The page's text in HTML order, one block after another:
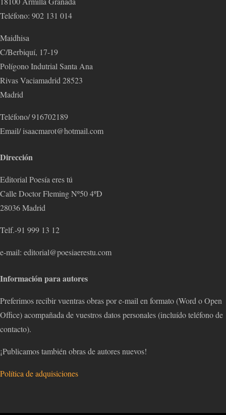
Teléfono: 902 131 014
Maidhisa
C/Berbiquí, 17-19
Polígono Indutrial Santa Ana
Rivas Vaciamadrid 28523
Madrid
Teléfono/ 916702189
Email/ isaacmarot@hotmail.com
Dirección
Editorial Poesía eres tú
Calle Doctor Fleming Nº50 4ºD
28036 Madrid
Telf.-91 999 13 12
e-mail: editorial@poesiaerestu.com
Información para autores
Preferimos recibir vuentras obras por e-mail en formato (Word o Open
Office) acompañada de vuestros datos personales (incluído teléfono de
contacto).
¡Publicamos también obras de autores nuevos!
Política de adquisiciones